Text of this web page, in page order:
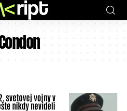
svetovej vojny v
nikdy nevideli